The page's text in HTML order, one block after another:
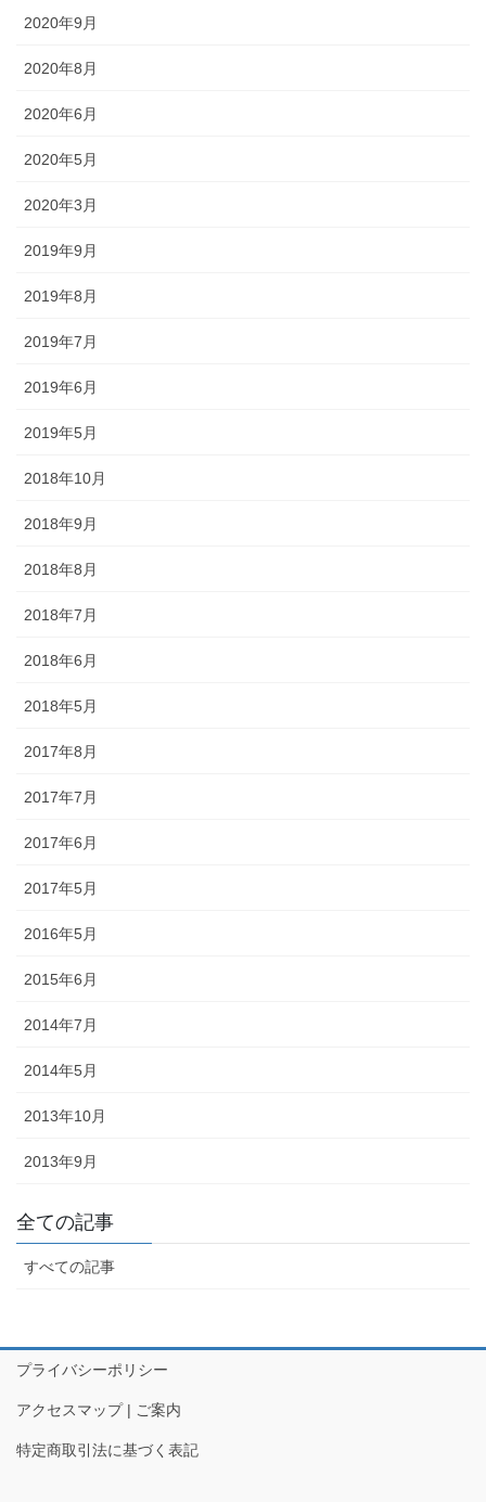
2020年9月
2020年8月
2020年6月
2020年5月
2020年3月
2019年9月
2019年8月
2019年7月
2019年6月
2019年5月
2018年10月
2018年9月
2018年8月
2018年7月
2018年6月
2018年5月
2017年8月
2017年7月
2017年6月
2017年5月
2016年5月
2015年6月
2014年7月
2014年5月
2013年10月
2013年9月
全ての記事
すべての記事
プライバシーポリシー
アクセスマップ | ご案内
特定商取引法に基づく表記
知ってる？石川のお祭りのしきたり!!
◆キリコとは？・・・・・キリコはお神輿（みこし）のような担ぎ
リコの記録が残っています。能登のキリコは、天に近ければ近いほ
沢ではキリコは迎え火を保護する役目になったようで、金沢とその
伝統的な風習です。 正確には、木や紙でできた灯篭のような箱で、
戚や知人らをもてなすことを指します。
◆天人堂とは？・・・・・戦前金沢では12月25日から正月15日まで
ました。加賀藩主前田家の先祖は菅原道真といわれ、道真が前田の
神様と敬われているだけに「天神様」と崇拝が信仰に結びついたの
堂が飾られます。
◆「こぶた」とは？・・・・・「よばれ」の際、御膳（ごぜん）に
入りの袋も添えられ、客は土産として持ち帰っていました。こうい
に、奥能登一円の農家で行われていて、田の神様を自宅に招いて、
お膳を神様にお供えします。田の神様は、その家でゆっくりと年越
日に再び同様の「あえのこと」が行われます。
金沢・祭りの森佐
お祭り衣装・お祭り用品のご相談は金沢・森佐へお気軽にお問い
合わせください。